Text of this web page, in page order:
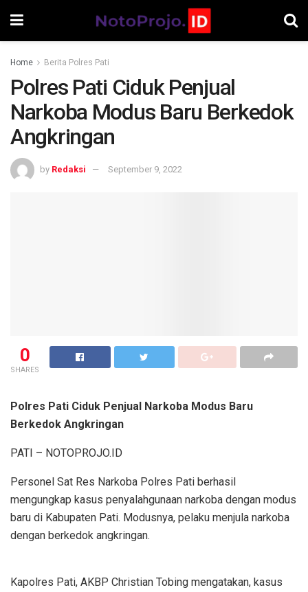
Home Berita Polres Pati
Polres Pati Ciduk Penjual
Narkoba Modus Baru Berkedok
Angkringan
by Redaksi September 9, 2022
0
SHARES
Polres Pati Ciduk Penjual Narkoba Modus Baru
Berkedok Angkringan
PATI – NOTOPROJO.ID
Personel Sat Res Narkoba Polres Pati berhasil
mengungkap kasus penyalahgunaan narkoba dengan modus
baru di Kabupaten Pati. Modusnya, pelaku menjula narkoba
dengan berkedok angkringan.
Kapolres Pati, AKBP Christian Tobing mengatakan, kasus